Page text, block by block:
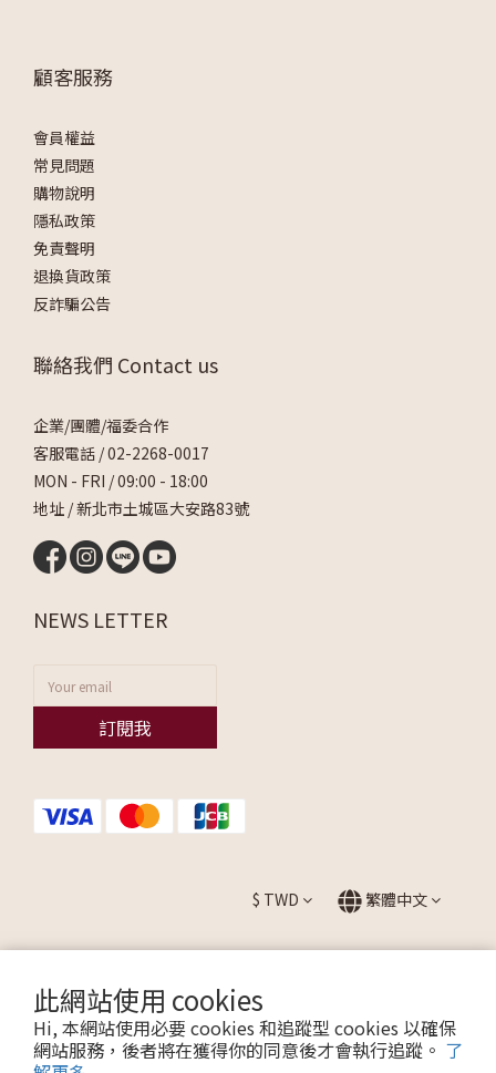
此網站使用 cookies
Hi, 本網站使用必要 cookies 和追蹤型 cookies 以確保
網站服務，後者將在獲得你的同意後才會執行追蹤。 了
顧客服務
會員權益
常見問題
購物說明
隱私政策
免責聲明
退換貨政策
反詐騙公告
聯絡我們 Contact us
企業/團體/福委合作
客服電話 /02-2268-0017
MON - FRI / 09:00 - 18:00
地址 / 新北市土城區大安路83號
NEWS LETTER
訂閱我
$ TWD 繁體中文
提醒您，我們不會以電話或簡訊方式通知變更付款方式。